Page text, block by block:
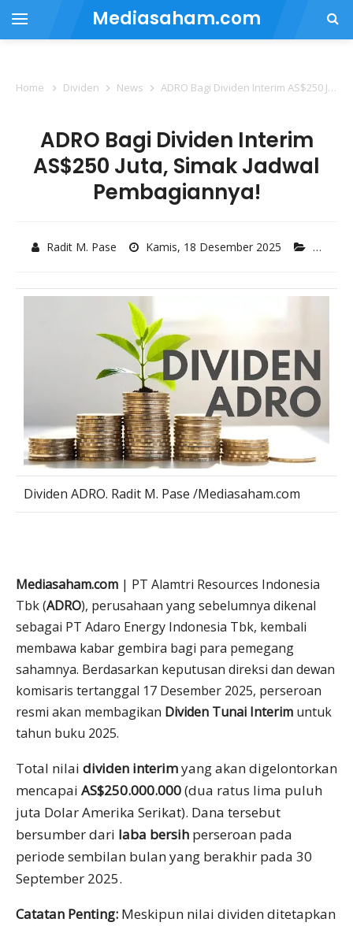
Mediasaham.com
Home Dividen News ADRO Bagi Dividen Interim AS$250 Juta, Simak Jadwal Pembagiannya!
ADRO Bagi Dividen Interim
AS$250 Juta, Simak Jadwal
Pembagiannya!
Radit M. Pase Kamis, 18 Desember 2025 Dividen
Dividen ADRO. Radit M. Pase /Mediasaham.com
Mediasaham.com | PT Alamtri Resources Indonesia
Tbk (ADRO), perusahaan yang sebelumnya dikenal
sebagai PT Adaro Energy Indonesia Tbk, kembali
membawa kabar gembira bagi para pemegang
sahamnya. Berdasarkan keputusan direksi dan dewan
komisaris tertanggal 17 Desember 2025, perseroan
resmi akan membagikan Dividen Tunai Interim untuk
tahun buku 2025.
Total nilai dividen interimyang akan digelontorkan
mencapai AS$250.000.000(dua ratus lima puluh
juta Dolar Amerika Serikat). Dana tersebut
bersumber dari laba bersih perseroan pada
periode sembilan bulan yang berakhir pada 30
September 2025.
Catatan Penting: Meskipun nilai dividen ditetapkan